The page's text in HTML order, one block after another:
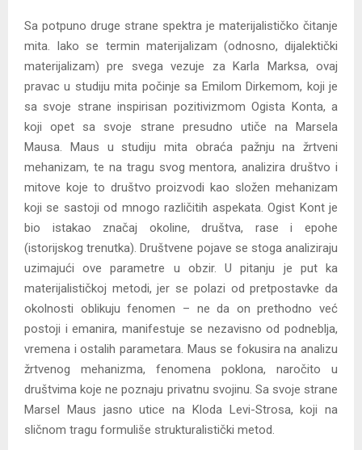
Sa potpuno druge strane spektra je materijalističko čitanje
mita. Iako se termin materijalizam (odnosno, dijalektički
materijalizam) pre svega vezuje za Karla Marksa, ovaj
pravac u studiju mita počinje sa Emilom Dirkemom, koji je
sa svoje strane inspirisan pozitivizmom Ogista Konta, a
koji opet sa svoje strane presudno utiče na Marsela
Mausa. Maus u studiju mita obraća pažnju na žrtveni
mehanizam, te na tragu svog mentora, analizira društvo i
mitove koje to društvo proizvodi kao složen mehanizam
koji se sastoji od mnogo različitih aspekata. Ogist Kont je
bio istakao značaj okoline, društva, rase i epohe
(istorijskog trenutka). Društvene pojave se stoga analiziraju
uzimajući ove parametre u obzir. U pitanju je put ka
materijalističkoj metodi, jer se polazi od pretpostavke da
okolnosti oblikuju fenomen – ne da on prethodno već
postoji i emanira, manifestuje se nezavisno od podneblja,
vremena i ostalih parametara. Maus se fokusira na analizu
žrtvenog mehanizma, fenomena poklona, naročito u
društvima koje ne poznaju privatnu svojinu. Sa svoje strane
Marsel Maus jasno utice na Kloda Levi-Strosa, koji na
sličnom tragu formuliše strukturalistički metod.